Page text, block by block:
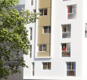
Type de location
Votre date d'entrée